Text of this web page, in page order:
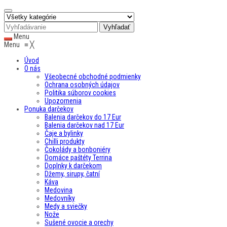
Menu
Menu ≡╳
Úvod
O nás
Všeobecné obchodné podmienky
Ochrana osobných údajov
Politika súborov cookies
Upozornenia
Ponuka darčekov
Balenia darčekov do 17 Eur
Balenia darčekov nad 17 Eur
Čaje a bylinky
Chilli produkty
Čokolády a bonboniéry
Domáce paštéty Terrina
Doplnky k darčekom
Džemy, sirupy, čatní
Káva
Medovina
Medovníky
Medy a sviečky
Nože
Sušené ovocie a orechy